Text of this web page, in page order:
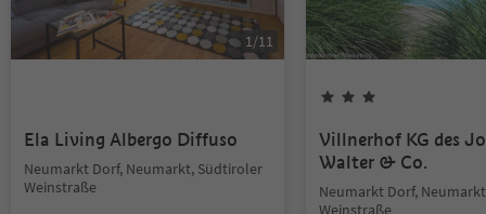
1/11
Ela Living Albergo Diffuso
Neumarkt Dorf, Neumarkt, Südtiroler
Weinstraße
Villnerhof KG des
Walter & Co.
Neumarkt Dorf,
Weinstraße